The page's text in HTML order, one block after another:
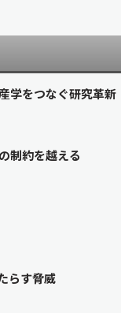
学をつなぐ研究革新
制約を越える
らす脅威